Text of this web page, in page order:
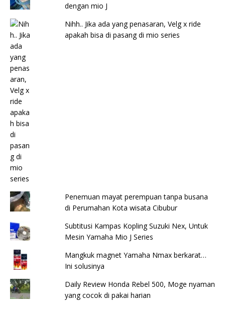
dengan mio J
Nihh.. Jika ada yang penasaran, Velg x ride
apakah bisa di pasang di mio series
Penemuan mayat perempuan tanpa busana
di Perumahan Kota wisata Cibubur
Subtitusi Kampas Kopling Suzuki Nex, Untuk
Mesin Yamaha Mio J Series
Mangkuk magnet Yamaha Nmax berkarat…
Ini solusinya
Daily Review Honda Rebel 500, Moge nyaman
yang cocok di pakai harian